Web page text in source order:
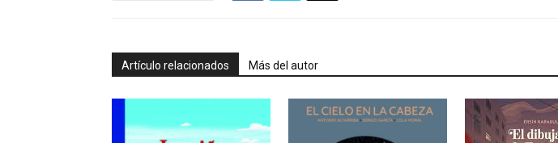
Artículo relacionados Más del autor